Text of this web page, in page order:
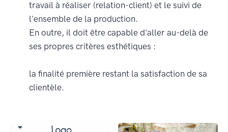
travail à réaliser (relation-client) et le suivi de
l'ensemble de la production.
En outre, il doit être capable d'aller au-delà de
ses propres critères esthétiques :
la finalité première restant la satisfaction de sa
clientèle.